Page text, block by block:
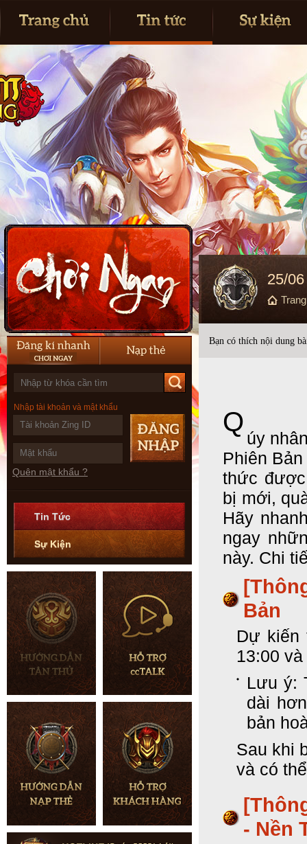
Nhập tài khoản và mật khẩu
Quên mật khẩu ?
Tin Tức
Sự Kiện
25/
Bạn có thích nội dung
Q
úy
Phiên
thức
bị mới,
Hãy
ngay
này. Chi
Bản
Dự kiến
13:00
Lưu ý:
dài
bản
Sau khi
và có
- Nền